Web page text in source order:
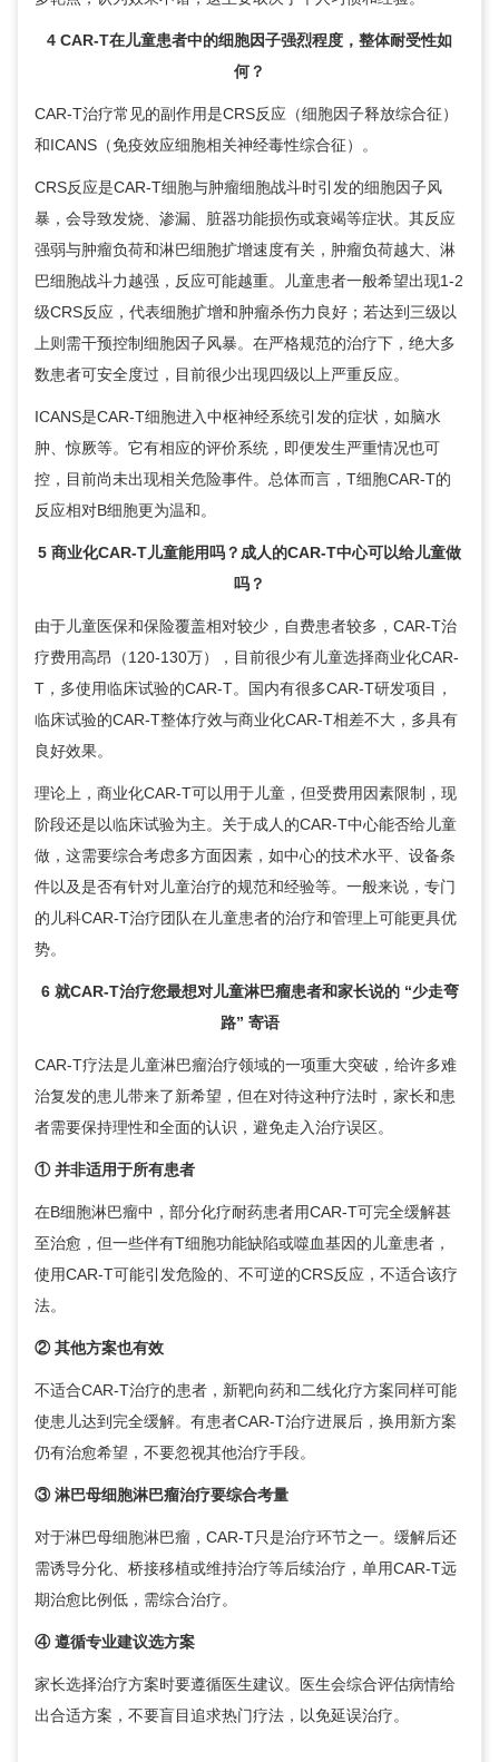
4 CAR-T在儿童患者中的细胞因子强烈程度，整体耐受性如
何？
CAR-T治疗常见的副作用是CRS反应（细胞因子释放综合征）
和ICANS（免疫效应细胞相关神经毒性综合征）。
CRS反应是CAR-T细胞与肿瘤细胞战斗时引发的细胞因子风
暴，会导致发烧、渗漏、脏器功能损伤或衰竭等症状。其反应
强弱与肿瘤负荷和淋巴细胞扩增速度有关，肿瘤负荷越大、淋
巴细胞战斗力越强，反应可能越重。儿童患者一般希望出现1-2
级CRS反应，代表细胞扩增和肿瘤杀伤力良好；若达到三级以
上则需干预控制细胞因子风暴。在严格规范的治疗下，绝大多
数患者可安全度过，目前很少出现四级以上严重反应。
ICANS是CAR-T细胞进入中枢神经系统引发的症状，如脑水
肿、惊厥等。它有相应的评价系统，即便发生严重情况也可
控，目前尚未出现相关危险事件。总体而言，T细胞CAR-T的
反应相对B细胞更为温和。
5 商业化CAR-T儿童能用吗？成人的CAR-T中心可以给儿童做
吗？
由于儿童医保和保险覆盖相对较少，自费患者较多，CAR-T治
疗费用高昂（120-130万），目前很少有儿童选择商业化CAR-
T，多使用临床试验的CAR-T。国内有很多CAR-T研发项目，
临床试验的CAR-T整体疗效与商业化CAR-T相差不大，多具有
良好效果。
理论上，商业化CAR-T可以用于儿童，但受费用因素限制，现
阶段还是以临床试验为主。关于成人的CAR-T中心能否给儿童
做，这需要综合考虑多方面因素，如中心的技术水平、设备条
件以及是否有针对儿童治疗的规范和经验等。一般来说，专门
的儿科CAR-T治疗团队在儿童患者的治疗和管理上可能更具优
势。
6 就CAR-T治疗您最想对儿童淋巴瘤患者和家长说的 “少走弯
路” 寄语
CAR-T疗法是儿童淋巴瘤治疗领域的一项重大突破，给许多难
治复发的患儿带来了新希望，但在对待这种疗法时，家长和患
者需要保持理性和全面的认识，避免走入治疗误区。
① 并非适用于所有患者
在B细胞淋巴瘤中，部分化疗耐药患者用CAR-T可完全缓解甚
至治愈，但一些伴有T细胞功能缺陷或噬血基因的儿童患者，
使用CAR-T可能引发危险的、不可逆的CRS反应，不适合该疗
法。
② 其他方案也有效
不适合CAR-T治疗的患者，新靶向药和二线化疗方案同样可能
使患儿达到完全缓解。有患者CAR-T治疗进展后，换用新方案
仍有治愈希望，不要忽视其他治疗手段。
③ 淋巴母细胞淋巴瘤治疗要综合考量
对于淋巴母细胞淋巴瘤，CAR-T只是治疗环节之一。缓解后还
需诱导分化、桥接移植或维持治疗等后续治疗，单用CAR-T远
期治愈比例低，需综合治疗。
④ 遵循专业建议选方案
家长选择治疗方案时要遵循医生建议。医生会综合评估病情给
出合适方案，不要盲目追求热门疗法，以免延误治疗。